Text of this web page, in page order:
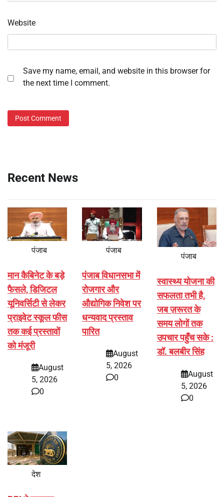
Website
Save my name, email, and website in this browser for
the next time I comment.
Recent News
पंजाब
मान कैबिनेट के बड़े
फैसले, डिजिटल
यूनिवर्सिटी से लेकर
प्राइवेट स्कूल फीस
तक कई प्रस्तावों
को मंजूरी
August
5, 2026
0
पंजाब
पंजाब विधानसभा में
रोजगार और
औद्योगिक निवेश पर
धन्यवाद प्रस्ताव
पारित
August
5, 2026
0
पंजाब
स्वास्थ्य योजना की
सफलता तभी है,
जब ज़रूरत के
समय लोगों तक
उपचार पहुँच सके :
डॉ. बलबीर सिंह
August
5, 2026
0
देश